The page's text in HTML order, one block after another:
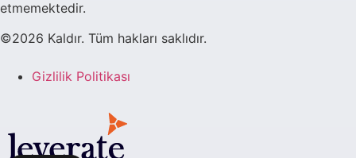
etmemektedir.
©2026 Kaldır. Tüm hakları saklıdır.
Gizlilik Politikası